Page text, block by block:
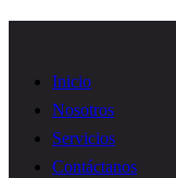
Inicio
Nosotros
Servicios
Contáctanos